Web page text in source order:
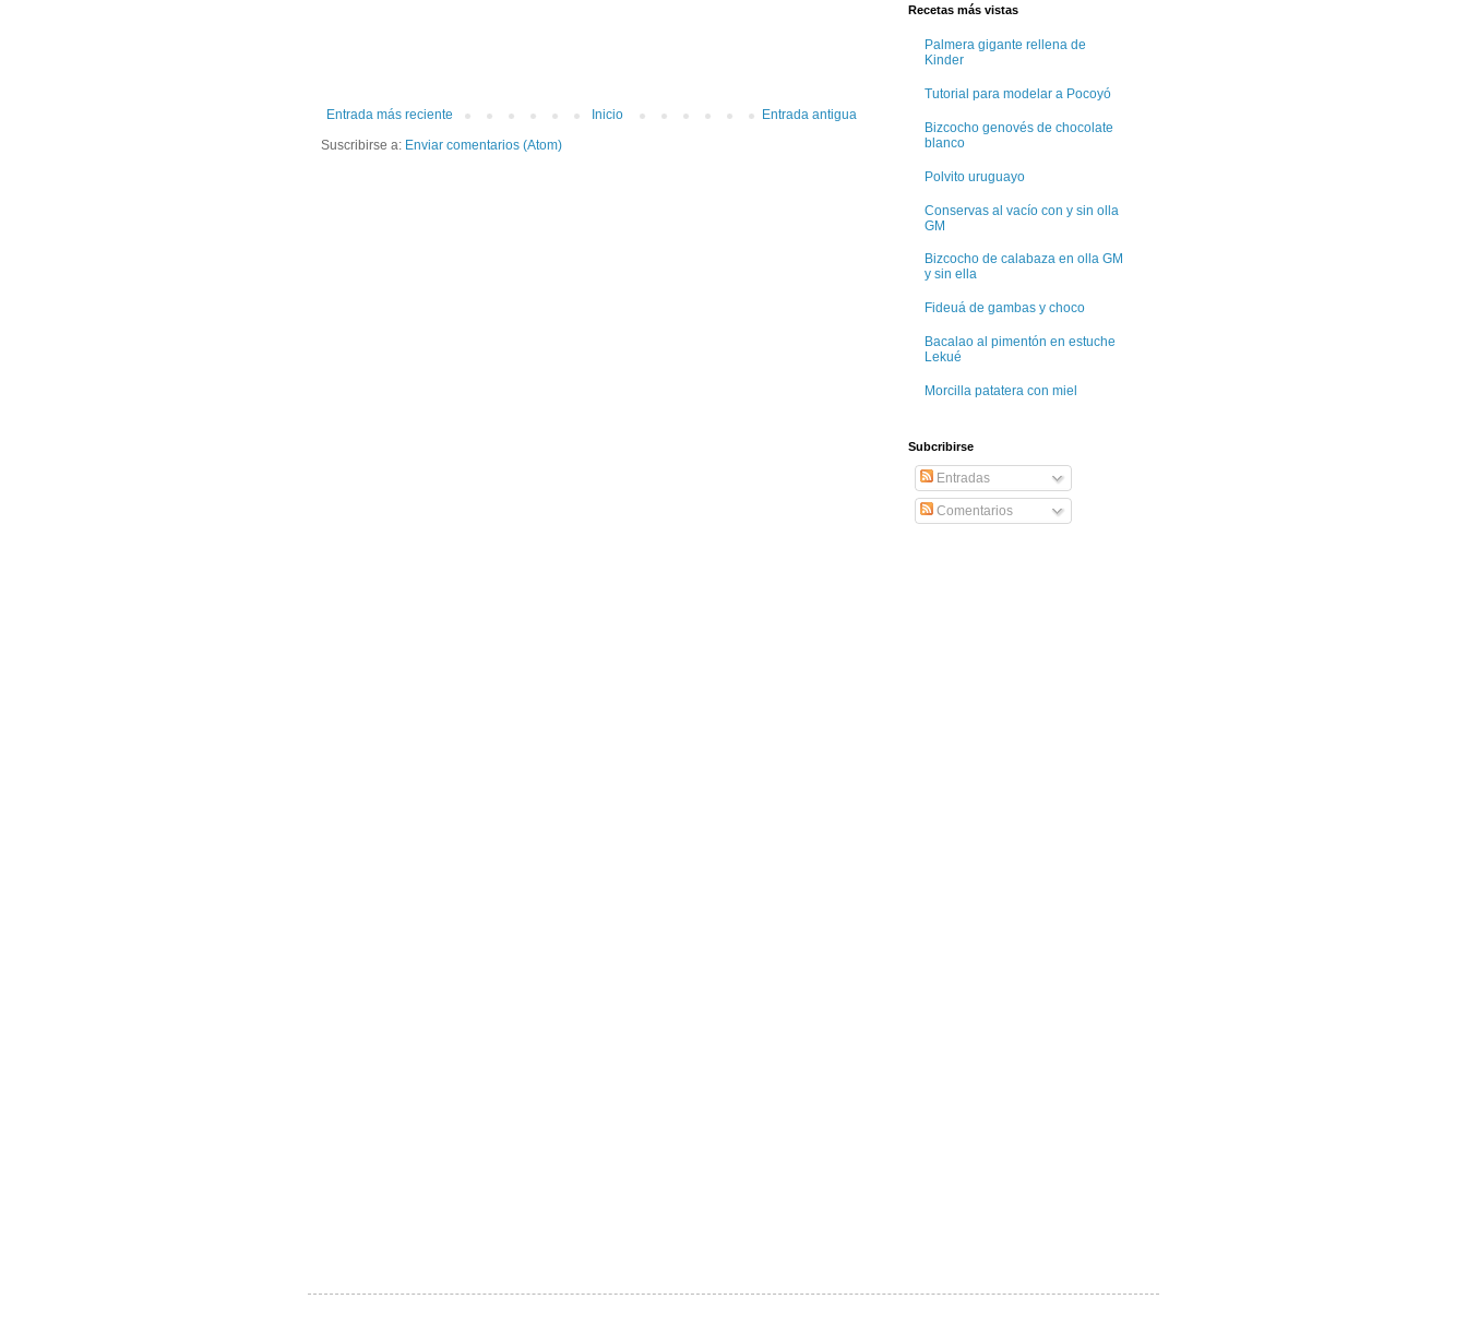
Entrada más reciente Entrada antigua
Inicio
Suscribirse a: Enviar comentarios (Atom)
Recetas más vistas
Palmera gigante rellena de
Kinder
Tutorial para modelar a Pocoyó
Bizcocho genovés de chocolate
blanco
Polvito uruguayo
Conservas al vacío con y sin olla
GM
Bizcocho de calabaza en olla GM
y sin ella
Fideuá de gambas y choco
Bacalao al pimentón en estuche
Lekué
Morcilla patatera con miel
Subcribirse
Entradas
Comentarios